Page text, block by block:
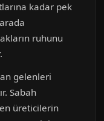
kadar pek
ruhunu
gelenleri
Sabah
üreticilerin